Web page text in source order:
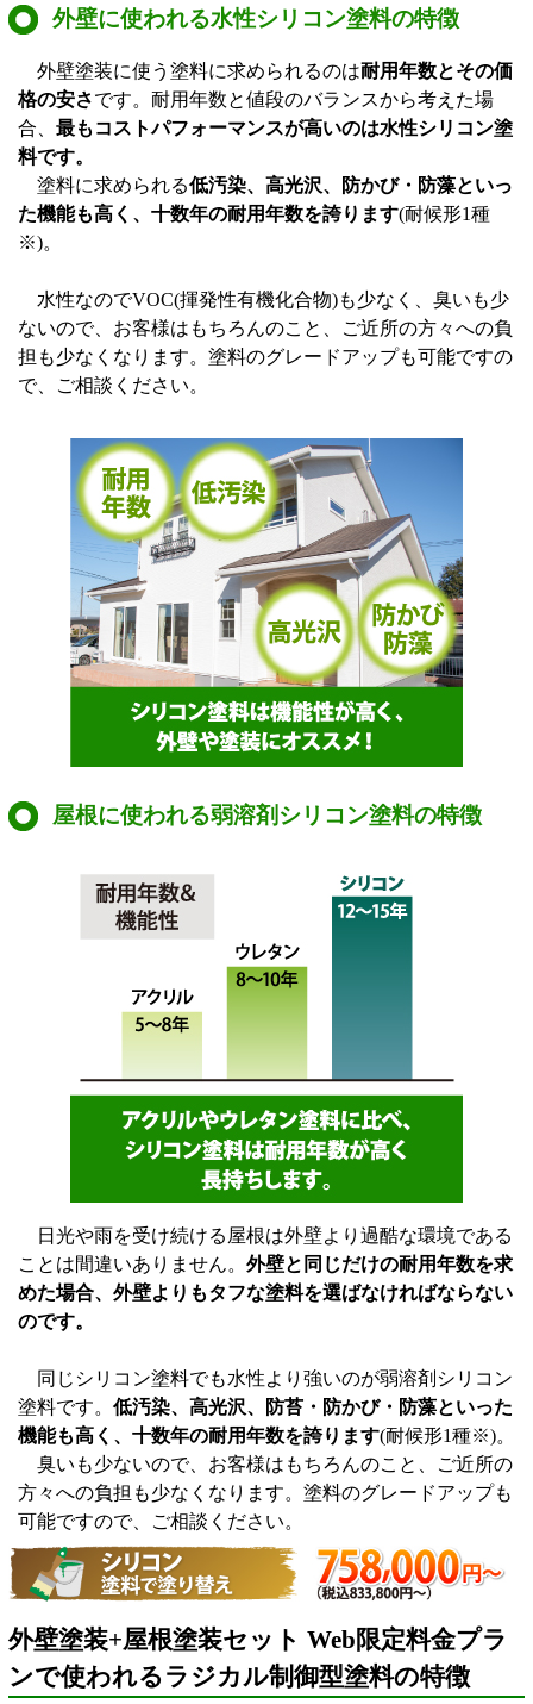
外壁に使われる水性シリコン塗料の特徴
外壁塗装に使う塗料に求められるのは耐用年数とその価
格の安さです。耐用年数と値段のバランスから考えた場
合、 最もコストパフォーマンスが高いのは水性シリコン塗
料です。
塗料に求められる低汚染、高光沢、防かび・防藻といっ
た機能も高く、十数年の耐用年数を誇ります(耐候形1種
※)。
水性なのでVOC(揮発性有機化合物)も少なく、臭いも少
ないので、お客様はもちろんのこと、ご近所の方々への負
担も少なくなります。塗料のグレードアップも可能ですの
で、ご相談ください。
屋根に使われる弱溶剤シリコン塗料の特徴
日光や雨を受け続ける屋根は外壁より過酷な環境である
ことは間違いありません。 外壁と同じだけの耐用年数を求
めた場合、外壁よりもタフな塗料を選ばなければならない
のです。
同じシリコン塗料でも水性より強いのが弱溶剤シリコン
塗料です。 低汚染、高光沢、防苔・防かび・防藻といった
機能も高く、十数年の耐用年数を誇ります(耐候形1種※)。
臭いも少ないので、お客様はもちろんのこと、ご近所の
方々への負担も少なくなります。塗料のグレードアップも
可能ですので、ご相談ください。
外壁塗装+屋根塗装セット Web限定料金プラ
ンで使われるラジカル制御型塗料の特徴